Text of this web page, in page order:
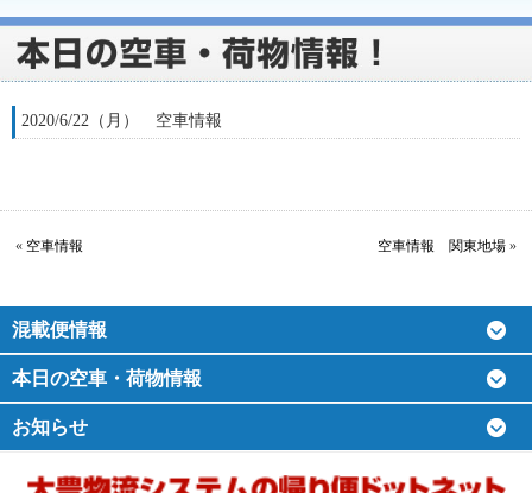
2020/6/22（月） 空車情報
« 空車情報 空車情報 関東地場 »
混載便情報
本日の空車・荷物情報
お知らせ